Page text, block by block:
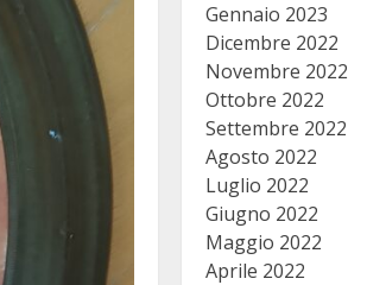
Gennaio 2023
Dicembre 2022
Novembre 2022
Ottobre 2022
Settembre 2022
Agosto 2022
Luglio 2022
Giugno 2022
Maggio 2022
Aprile 2022